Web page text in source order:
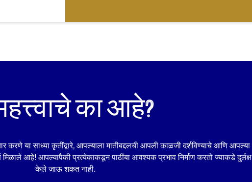
of
का आहे?
करणे या साध्या कृतींद्वारे, आपल्याला मातीबद्दलची आपली काळजी दर्शविण्याचे आणि आपल्या
मिळाले आहे! आपल्यापैकी प्रत्येकाकडून पाठींबा आवश्यक प्रभाव निर्माण करतो ज्याकडे दुर्लक्ष
केले जाऊ शकत नाही.